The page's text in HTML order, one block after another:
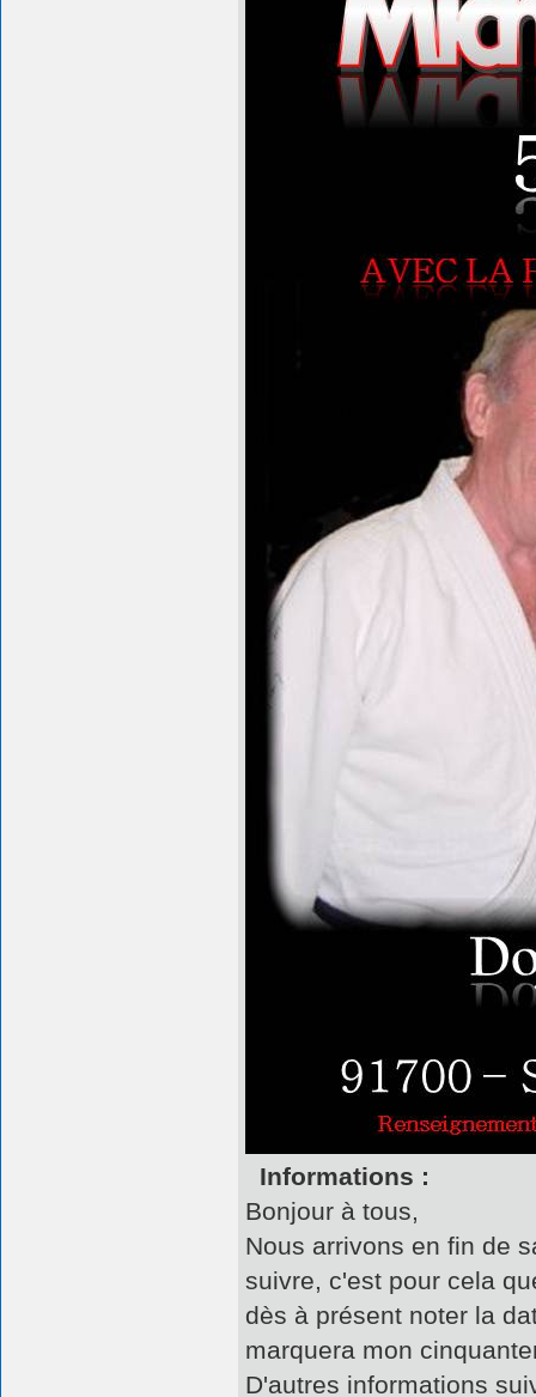
Informations :
Bonjour à tous,
Nous arrivons en fin de
suivre, c'est pour cela
dès à présent noter la
marquera mon
D'autres informations